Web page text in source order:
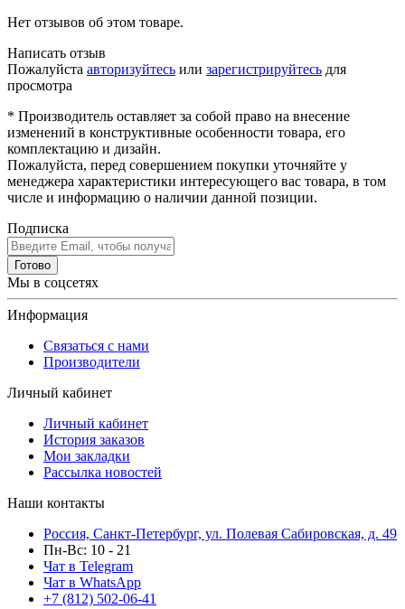
Нет отзывов об этом товаре.
Написать отзыв
Пожалуйста авторизуйтесь или зарегистрируйтесь для
просмотра
* Производитель оставляет за собой право на внесение
изменений в конструктивные особенности товара, его
комплектацию и дизайн.
Пожалуйста, перед совершением покупки уточняйте у
менеджера характеристики интересующего вас товара, в том
числе и информацию о наличии данной позиции.
Подписка
Готово
Мы в соцсетях
Информация
Связаться с нами
Производители
Личный кабинет
Личный кабинет
История заказов
Мои закладки
Рассылка новостей
Наши контакты
Россия, Санкт-Петербург, ул. Полевая Сабировская, д. 49
Пн-Вс: 10 - 21
Чат в Telegram
Чат в WhatsApp
+7 (812) 502-06-41